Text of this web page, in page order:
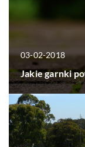
03-02-2018
Jakie garnki